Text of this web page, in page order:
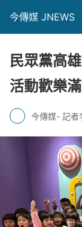
今傳媒 JNEWS
民眾黨高
活動歡樂
今傳媒- 記者